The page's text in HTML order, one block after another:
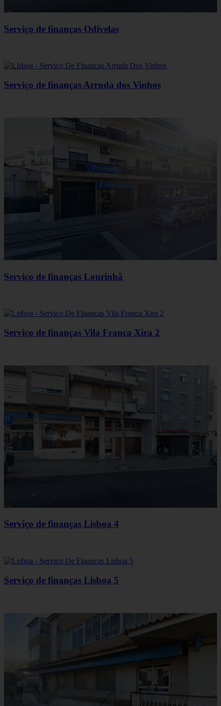
Serviço de finanças Odivelas
Serviço de finanças Arruda dos Vinhos
Serviço de finanças Lourinhã
Serviço de finanças Vila Franca Xira 2
Serviço de finanças Lisboa 4
Serviço de finanças Lisboa 5